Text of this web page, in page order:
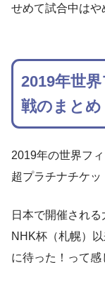
せめて試合中はや
2019年世
戦のまとめ
2019年の世界フ
超プラチナチケッ
日本で開催され
NHK杯（札幌）
に待った！って感